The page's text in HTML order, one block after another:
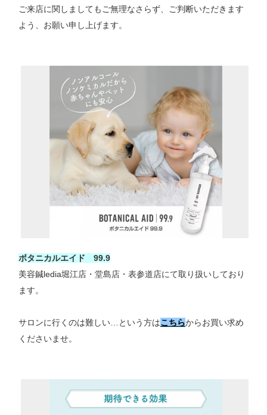
ご来店に関しましてもご無理なさらず、ご判断いただきます
よう、お願い申し上げます。
ボタニカルエイド 99.9
美容鍼ledia堀江店・堂島店・表参道店にて取り扱いしており
ます。
サロンに行くのは難しい…という方はこちらからお買い求め
くださいませ。